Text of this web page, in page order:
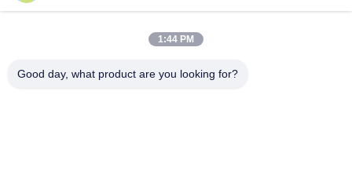
1:44 PM
Good day, what product are you looking for?